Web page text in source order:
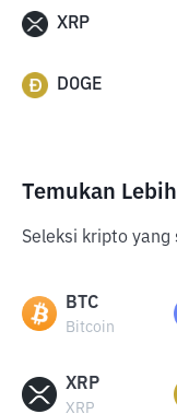
XRP
DOGE
Temukan
Seleksi kripto
BTC
Bitcoin
XRP
XRP